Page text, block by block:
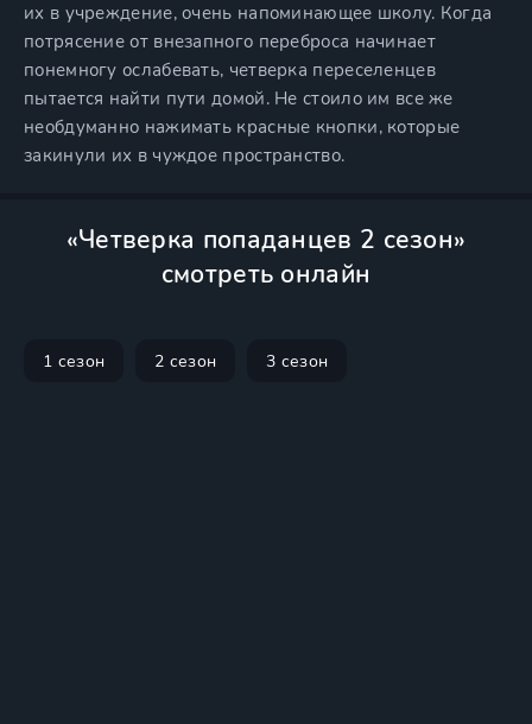
их в учреждение, очень напоминающее школу. Когда
потрясение от внезапного переброса начинает
понемногу ослабевать, четверка переселенцев
пытается найти пути домой. Не стоило им все же
необдуманно нажимать красные кнопки, которые
закинули их в чуждое пространство.
«Четверка попаданцев 2 сезон»
смотреть онлайн
1 сезон 2 сезон 3 сезон